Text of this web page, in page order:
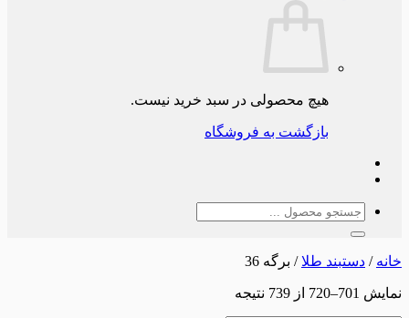
هیچ محصولی در سبد خرید نیست.
بازگشت به فروشگاه
جستجو
خانه / دستبند طلا / برگه 36
نمایش 701–720 از 739 نتیجه